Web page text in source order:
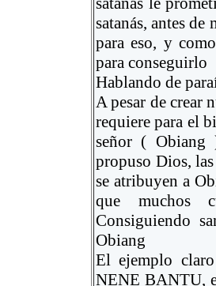
satanás, antes
para eso, y
para conseguirlo
Hablando de
A pesar de crear
requiere para el
señor ( Obiang
propuso Dios,
se atribuyen a
que muchos
Consiguiendo
Obiang
El ejemplo
NENE BANTU,